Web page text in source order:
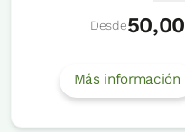
Desde
Más información